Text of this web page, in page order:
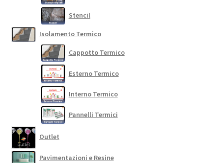
Stencil
Isolamento Termico
Cappotto Termico
Esterno Termico
Interno Termico
Pannelli Termici
Outlet
Pavimentazioni e Resine